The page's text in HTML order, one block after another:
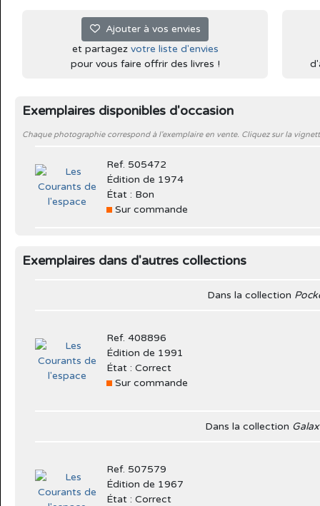
Ajouter à vos envies
et partagez votre liste d'envies
pour vous faire offrir des livres !
Exemplaires disponibles d'occasion
Chaque photographie correspond à l'exemplaire en vente. Cliquez sur la
Ref. 505472
Édition de 1974
État : Bon
Sur commande
Exemplaires dans d'autres collections
Dans la collection
Ref. 408896
Édition de 1991
État : Correct
Sur commande
Dans la collection
Ref. 507579
Édition de 1967
État : Correct